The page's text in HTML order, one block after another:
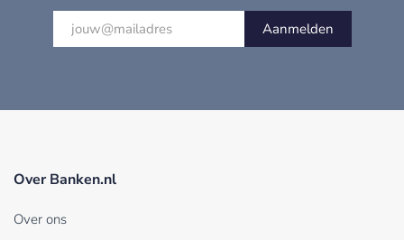
Aanmelden
Over Banken.nl
Over ons